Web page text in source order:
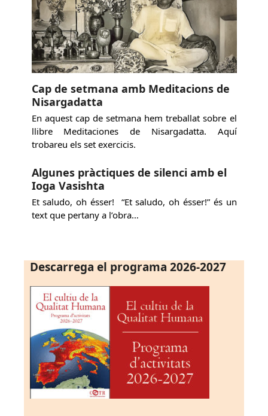
Cap de setmana amb Meditacions de
Nisargadatta
En aquest cap de setmana hem treballat sobre el
llibre Meditaciones de Nisargadatta. Aquí
trobareu els set exercicis.
Algunes pràctiques de silenci amb el
Ioga Vasishta
Et saludo, oh ésser! “Et saludo, oh ésser!” és un
text que pertany a l’obra…
Descarrega el programa 2026-2027